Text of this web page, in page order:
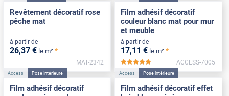
Revêtement décoratif rose
pêche mat
à partir de
26,37 € le m² *
MAT-2342
Film adhésif décoratif
couleur blanc mat pour mur
et meuble
à partir de
17,11 € le m² *
ACCESS-7005
Access Pose Intérieure
Film adhésif décoratif
Access Pose Intérieure
Film adhésif décoratif effet